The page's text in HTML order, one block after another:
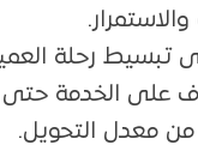
تبسيط رحلة
على الخدمة حتى
من معدل التحويل.